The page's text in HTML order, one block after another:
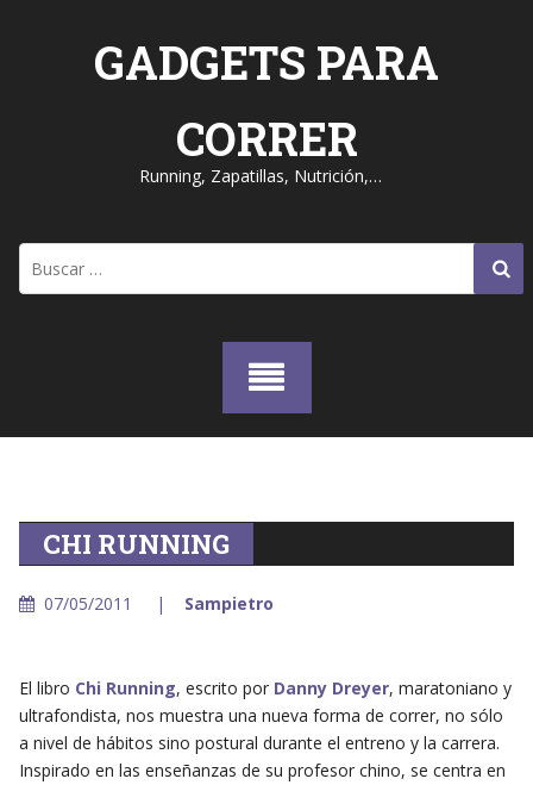
GADGETS PARA
CORRER
Running, Zapatillas, Nutrición,…
CHI RUNNING
07/05/2011 Sampietro
El libro Chi Running, escrito por Danny Dreyer, maratoniano y
ultrafondista, nos muestra una nueva forma de correr, no sólo
a nivel de hábitos sino postural durante el entreno y la carrera.
Inspirado en las enseñanzas de su profesor chino, se centra en